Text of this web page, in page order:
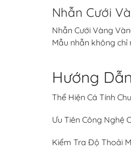
Nhẫn Cưới
Nhẫn Cưới Vàng
Mẫu nhẫn không
Hướng
Thể Hiện Cá Tính
Ưu Tiên Công Nghệ
Kiểm Tra Độ Thoải